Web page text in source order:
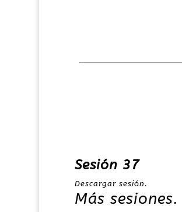
Sesión 37
Descargar sesión.
Más sesiones.